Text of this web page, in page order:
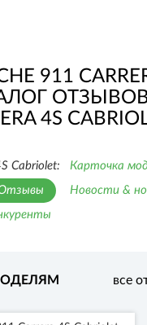
911
4S
Cabriolet:
Карточка
Новости &
все